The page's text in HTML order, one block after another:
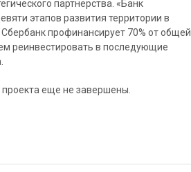
партнерства. «Банк
этапов развития территории в
профинансирует 70% от общей
реинвестировать в последующие
еще не завершены.